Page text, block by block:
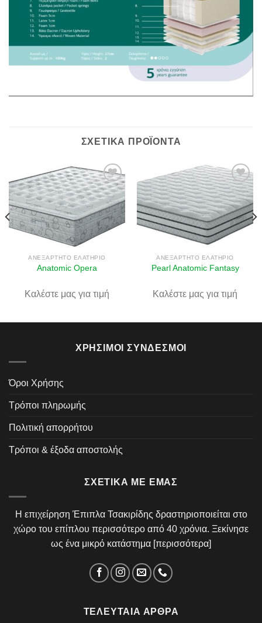
ΣΧΕΤΙΚΆ ΠΡΟΪΌΝΤΑ
Πρόσθήκη
στην λίστα
επιθυμιών
ΑΝΕΞΆΡΤΗΤΟ ΕΛΑΤΉΡΙΟ
Anatomic Opera
Καλέστε μας για τιμή
Πρόσθήκη
στην λίστα
επιθυμιών
ΑΝΕΞΆΡΤΗΤΟ ΕΛΑΤΉΡΙΟ
Pearl Anatomic Fantasy
Καλέστε μας για τιμή
ΧΡΉΣΙΜΟΙ ΣΎΝΔΕΣΜΟΙ
Όροι Χρήσης
Τρόποι πληρωμής
Πολιτική απορρήτου
Τρόποι & έξοδα αποστολής
ΣΧΕΤΙΚΆ ΜΕ ΕΜΆΣ
Η επιχείρηση Έπιπλα Τσακιρίδης δραστηριοποιείται στο
χώρο του επίπλου περισσότερο από 40 χρόνια. Ξεκίνησε
ως ένα μικρό κατάστημα [περισσότερα]
ΤΕΛΕΥΤΑΊΑ ΆΡΘΡΑ